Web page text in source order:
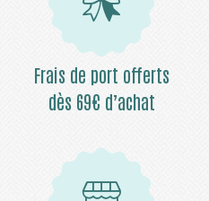
Frais de port offerts
dès 69€ d’achat